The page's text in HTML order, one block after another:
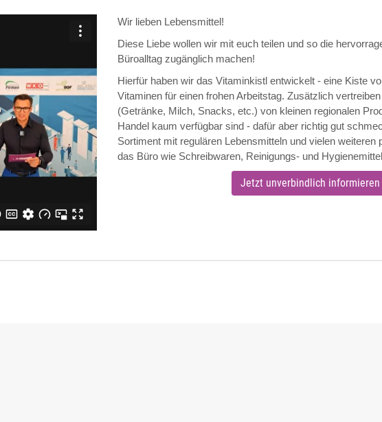
Wir lieben Lebensmittel!
Diese Liebe wollen wir mit euch teilen und so die
Büroalltag zugänglich machen!
Hierfür haben wir das Vitaminkistl entwickelt - eine Kiste
Vitaminen für einen frohen Arbeitstag. Zusätzlich
(Getränke, Milch, Snacks, etc.) von kleinen regionalen
Handel kaum verfügbar sind - dafür aber richtig gut
Sortiment mit regulären Lebensmitteln und vielen weiteren
das Büro wie Schreibwaren, Reinigungs- und
Jetzt unverbindlich informieren